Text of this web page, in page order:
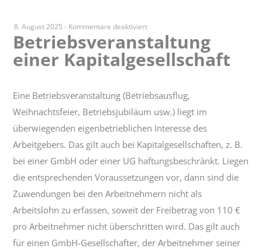
8. August 2025 - Kommentare deaktiviertfür
Betriebsveranstaltung
Kapitalgesellschaft
Betriebsveranstaltung
einer Kapitalgesellschaft
Eine Betriebsveranstaltung (Betriebsausflug,
Weihnachtsfeier, Betriebsjubiläum usw.) liegt im
überwiegenden eigenbetrieblichen Interesse des
Arbeitgebers. Das gilt auch bei Kapitalgesellschaften, z. B.
bei einer GmbH oder einer UG haftungsbeschränkt. Liegen
die entsprechenden Voraussetzungen vor, dann sind die
Zuwendungen bei den Arbeitnehmern nicht als
Arbeitslohn zu erfassen, soweit der Freibetrag von 110 €
pro Arbeitnehmer nicht überschritten wird. Das gilt auch
für einen GmbH-Gesellschafter, der Arbeitnehmer seiner